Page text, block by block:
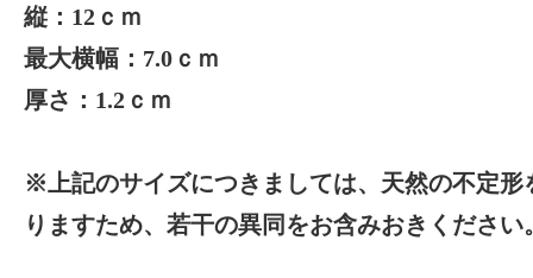
縦：12ｃｍ
最大横幅：7.0ｃｍ
厚さ：1.2ｃｍ
※上記のサイズにつきましては、天然の不定形
りますため、若干の異同をお含みおきください